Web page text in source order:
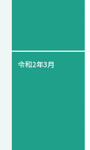
令和2年3月